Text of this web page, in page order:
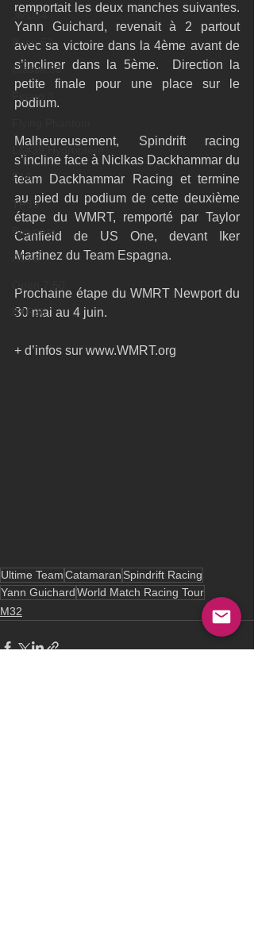
JMD54
Botin 52
Classe 50
Figaro 3
F18
TF35
Business
AC75
ETF26
remportait les deux manches suivantes.
Yann Guichard, revenait à 2 partout
avec sa victoire dans la 4ème avant de
s’incliner dans la 5ème.  Direction la
petite finale pour une place sur le
podium.
Malheureusement, Spindrift racing
s’incline face à Niclkas Dackhammar du
team Dackhammar Racing et termine
au pied du podium de cette deuxième
étape du WMRT, remporté par Taylor
Canfield de US One, devant Iker
Martinez du Team Espagna.
Prochaine étape du WMRT Newport du
30 mai au 4 juin.
+ d’infos sur www.WMRT.org
Ultime TeamCatamaran Spindrift Racing
Yann GuichardWorld Match Racing Tour
M32